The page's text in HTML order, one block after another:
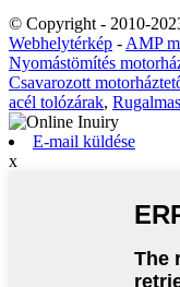
© Copyright - 2010-
Webhelytérkép - AMP
Nyomástömítés
Csavarozott
acél tolózárak,
E-mail küldése
x